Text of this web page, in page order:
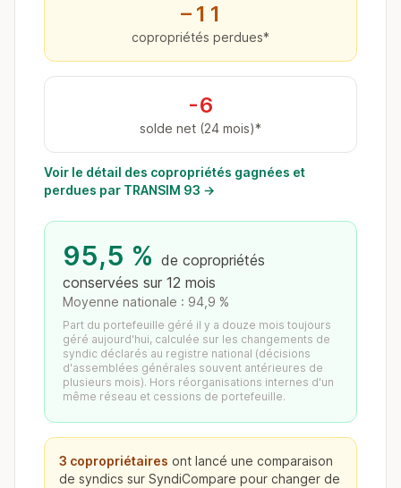
−11
copropriétés perdues*
-6
solde net (24 mois)*
Voir le détail des copropriétés gagnées et
perdues par TRANSIM 93 →
95,5 % de copropriétés
conservées sur 12 mois
Moyenne nationale : 94,9 %
Part du portefeuille géré il y a douze mois toujours
géré aujourd'hui, calculée sur les changements de
syndic déclarés au registre national (décisions
d'assemblées générales souvent antérieures de
plusieurs mois). Hors réorganisations internes d'un
même réseau et cessions de portefeuille.
3 copropriétaires ont lancé une comparaison
de syndics sur SyndiCompare pour changer de